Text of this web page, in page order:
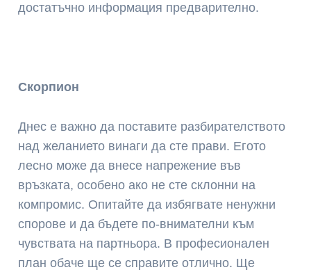
достатъчно информация предварително.
Скорпион
Днес е важно да поставите разбирателството
над желанието винаги да сте прави. Егото
лесно може да внесе напрежение във
връзката, особено ако не сте склонни на
компромис. Опитайте да избягвате ненужни
спорове и да бъдете по-внимателни към
чувствата на партньора. В професионален
план обаче ще се справите отлично. Ще